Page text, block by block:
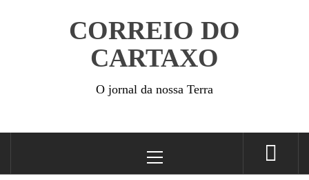
CORREIO DO
CARTAXO
O jornal da nossa Terra
Menu